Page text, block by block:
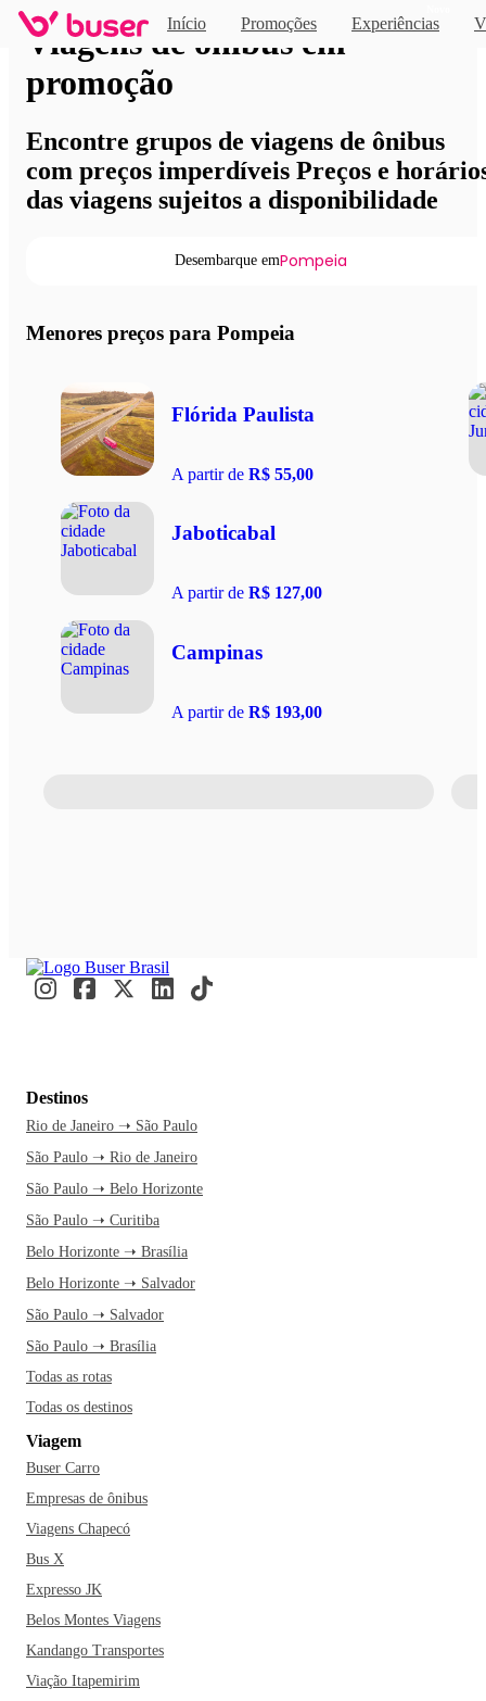
Início Promoções Experiências
Viagens de ônibus em
promoção
Encontre grupos de viagens de ônibus
com preços imperdíveis Preços e
das viagens sujeitos a disponibilidade
Desembarque emPompeia
Menores preços para Pompeia
Flórida Paulista
A partir de R$ 55,00
Jaboticabal
A partir de R$ 127,00
Campinas
A partir de R$ 193,00
Destinos
Rio de Janeiro ➝ São Paulo
São Paulo ➝ Rio de Janeiro
São Paulo ➝ Belo Horizonte
São Paulo ➝ Curitiba
Belo Horizonte ➝ Brasília
Belo Horizonte ➝ Salvador
São Paulo ➝ Salvador
São Paulo ➝ Brasília
Todas as rotas
Todas os destinos
Viagem
Buser Carro
Empresas de ônibus
Viagens Chapecó
Bus X
Expresso JK
Belos Montes Viagens
Kandango Transportes
Viação Itapemirim